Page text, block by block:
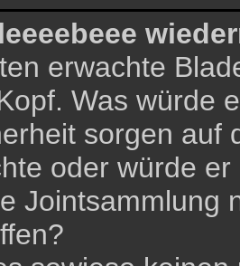
erwachte
Was würde
sorgen auf
oder würde
Jointsammlung